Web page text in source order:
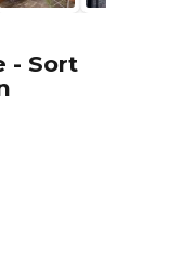
- Sort